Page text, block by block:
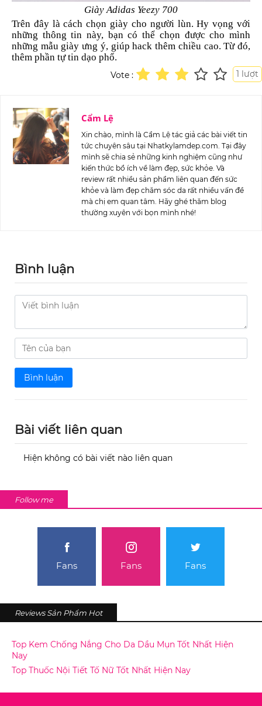
Giày Adidas Yeezy 700
Trên đây là cách chọn giày cho người lùn. Hy vọng với
những thông tin này, bạn có thể chọn được cho mình
những mẫu giày ưng ý, giúp hack thêm chiều cao. Từ đó,
thêm phần tự tin dạo phố.
1 lượt
Vote :
Cẩm Lệ
Xin chào, mình là Cẩm Lệ tác giả các bài viết tin
tức chuyên sâu tại Nhatkylamdep.com. Tại đây
mình sẽ chia sẻ những kinh nghiệm cũng như
kiến thức bổ ích về làm đẹp, sức khỏe. Và
review rất nhiều sản phẩm liên quan đến sức
khỏe và làm đẹp chăm sóc da rất nhiều vấn đề
mà chị em quan tâm. Hãy ghé thăm blog
thường xuyên với bọn mình nhé!
Bình luận
Bình luận
Bài viết liên quan
Hiện không có bài viết nào liên quan
Follow me
Fans Fans Fans
Reviews Sản Phẩm Hot
Top Kem Chống Nắng Cho Da Dầu Mụn Tốt Nhất Hiện
Nay
Top Thuốc Nội Tiết Tố Nữ Tốt Nhất Hiện Nay